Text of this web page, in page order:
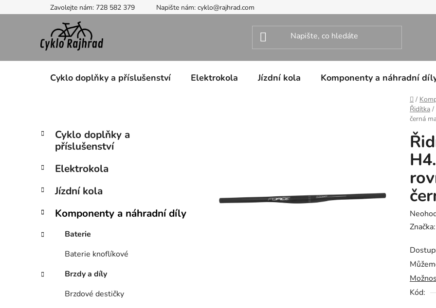
na
Zavolejte nám: 728 582 379 Napište nám: cyklo@rajhrad.com
Cyklo doplňky a příslušenství Elektrokola Jízdní kola Komponenty a náhradní
Domů
/
Řidítka /
černá
P
t
a
n
í
n
e
Přeskočit
kategorie
K
a
g
r
e
Cyklo doplňky a
příslušenství
Elektrokola
Jízdní kola
Komponenty a náhradní díly
Baterie
Baterie knoflíkové
Brzdy a díly
Brzdové destičky
je
0,0
z
5
Značka:
Kód: